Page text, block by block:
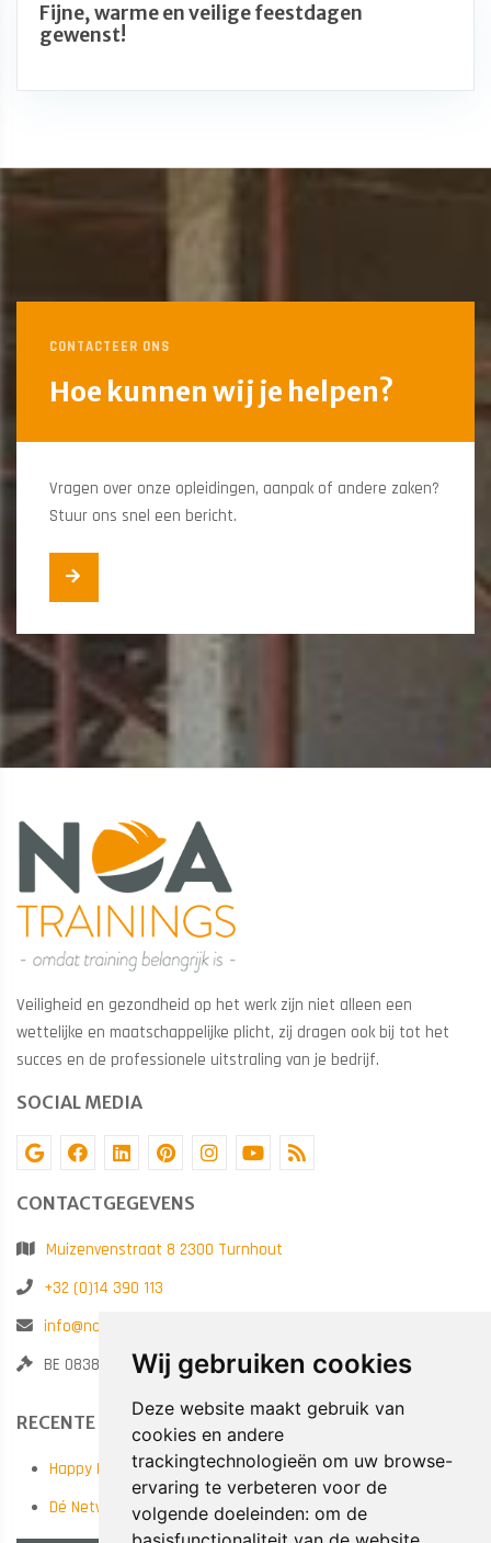
Wij gebruiken cookies
Deze website maakt gebruik van
cookies en andere
trackingtechnologieën om uw browse-
ervaring te verbeteren voor de
volgende doeleinden: om de
Fijne, warme en veilige feestdagen
gewenst!
CONTACTEER ONS
Hoe kunnen wij je helpen?
Vragen over onze opleidingen, aanpak of andere zaken?
Stuur ons snel een bericht.
Veiligheid en gezondheid op het werk zijn niet alleen een
wettelijke en maatschappelijke plicht, zij dragen ook bij tot het
succes en de professionele uitstraling van je bedrijf.
SOCIAL MEDIA
CONTACTGEGEVENS
Muizenvenstraat 8 2300 Turnhout
+32 (0)14 390 113
info@noatrainings.be
BE 0838.789.682
RECENTE POSTS
Happy New Year!
Dé Netwerkervaring van het Najaar! 14/10 in Antwerp Expo